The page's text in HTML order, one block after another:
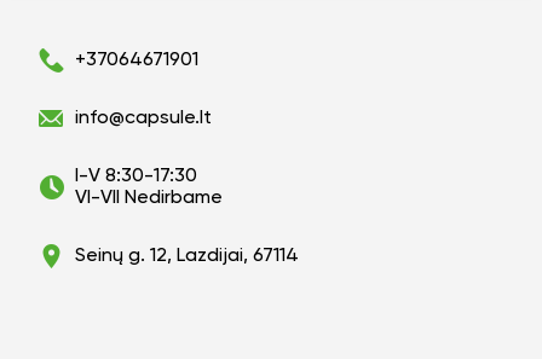
+37064671901
info@capsule.lt
I-V 8:30-17:30
VI-VII Nedirbame
Seinų g. 12, Lazdijai, 67114